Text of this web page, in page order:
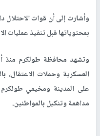
وأشارت إلى أن قوات الاحتلال
بمحتوياتها قبل تنفيذ عمليات
وتشهد محافظة طولكرم منذ
العسكرية وحملات الاعتقال،
على المدينة ومخيمي
مداهمة وتنكيل بالمواطنين.